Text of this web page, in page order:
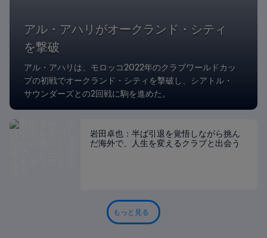
アル・アハリがオークランド・シティ
を撃破
アル・アハリは、モロッコ2022年のクラブワールドカッ
プの初戦でオークランド・シティを撃破し、シアトル・
サウンダーズとの2回戦に駒を進めた。
岩田卓也：半ば引退を覚悟しながら挑ん
だ海外で、人生を変えるクラブと出会う
もっと見る